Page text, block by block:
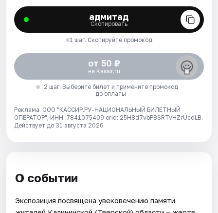
адмитад
Скопировать
1 шаг. Скопируйте промокод
от 50 ₽
на Kassir.ru
2 шаг. Выберите билет и примените промокод
до оплаты
Реклама. ООО "КАССИР.РУ-НАЦИОНАЛЬНЫЙ БИЛЕТНЫЙ
ОПЕРАТОР", ИНН: 7841075409 erid: 25H8d7vbP8SRTvHZrUcdLB.
Действует до 31 августа 2026
О событии
Экспозиция посвящена увековечению памяти